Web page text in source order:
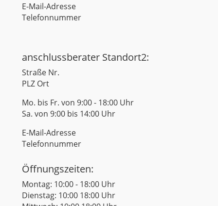
E-Mail-Adresse
Telefonnummer
anschlussberater Standort2:
Straße Nr.
PLZ Ort
Mo. bis Fr. von 9:00 - 18:00 Uhr
Sa. von 9:00 bis 14:00 Uhr
E-Mail-Adresse
Telefonnummer
Öffnungszeiten:
Montag: 10:00 - 18:00 Uhr
Dienstag: 10:00 18:00 Uhr